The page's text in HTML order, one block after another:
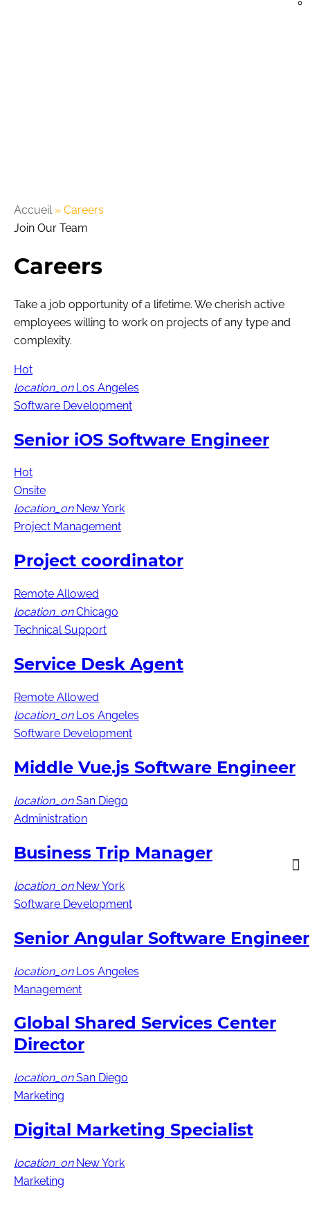
Accueil » Careers
Join Our Team
Careers
Take a job opportunity of a lifetime. We cherish active
employees willing to work on projects of any type and
complexity.
Hot
location_onLos Angeles
Software Development
Senior iOS Software Engineer
Hot
Onsite
location_onNew York
Project Management
Project coordinator
Remote Allowed
location_onChicago
Technical Support
Service Desk Agent
Remote Allowed
location_onLos Angeles
Software Development
Middle Vue.js Software Engineer
location_onSan Diego
Administration
Business Trip Manager
location_onNew York
Software Development
Senior Angular Software Engineer
location_onLos Angeles
Management
Global Shared Services Center
Director
location_onSan Diego
Marketing
Digital Marketing Specialist
location_onNew York
Marketing